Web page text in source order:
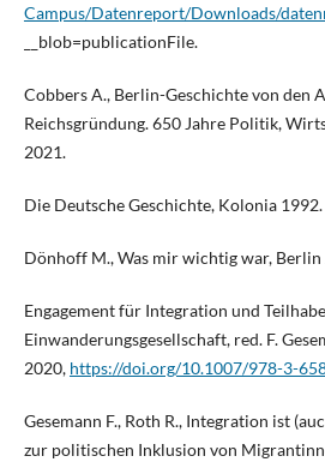
Campus/Datenreport/Downloads/
__blob=publicationFile.
Cobbers A., Berlin-Geschichte von den
Reichsgründung. 650 Jahre Politik,
2021.
Die Deutsche Geschichte, Kolonia 1992.
Dönhoff M., Was mir wichtig war, Berlin
Engagement für Integration und
Einwanderungsgesellschaft, red. F.
2020, https://doi.org/10.1007/978-3-
Gesemann F., Roth R., Integration ist
zur politischen Inklusion von